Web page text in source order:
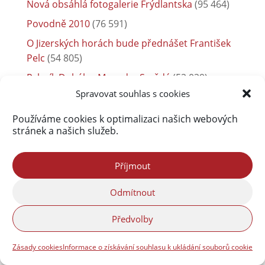
Spravovat souhlas s cookies
Používáme cookies k optimalizaci našich webových
stránek a našich služeb.
Příjmout
Odmítnout
Předvolby
Zásady cookiesInformace o získávání souhlasu k ukládání souborů cookie
Nová obsáhlá fotogalerie Frýdlantska (95 464)
Povodně 2010(76 591)
O Jizerských horách bude přednášet František
Pelc (54 805)
Rybník Dubák a Meandry Smědé (52 029)
(38 019)
Co se vyrábělo v Pekelské porcelánce (37 000)